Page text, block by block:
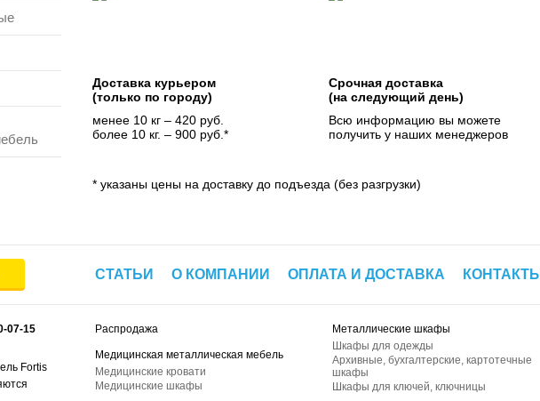
Доставка курьером
(только по городу)
менее 10 кг – 420 руб.
более 10 кг. – 900 руб.*
Срочная доставка
(на следующий день)
Всю информацию вы можете
получить у наших менеджеров
* указаны цены на доставку до подъезда (без разгрузки)
СТАТЬИ О КОМПАНИИ ОПЛАТА И ДОСТАВКА КОНТАКТЫ
07-15
Fortis
Распродажа
Медицинская металлическая мебель
Медицинские кровати
Медицинские шкафы
Металлические шкафы
Шкафы для одежды
Архивные, бухгалтерские, картотечные
шкафы
Шкафы для ключей, ключницы